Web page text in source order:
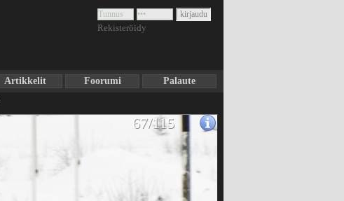
Rekisteröidy
Artikkelit Foorumi Palaute
67/115